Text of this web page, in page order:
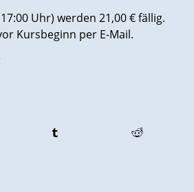
Uhr) werden 21,00 € fällig.
Kursbeginn per E-Mail.